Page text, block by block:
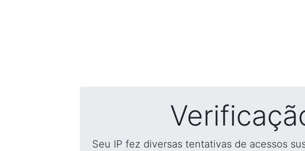
Seu IP fez diversas tentativas de acessos